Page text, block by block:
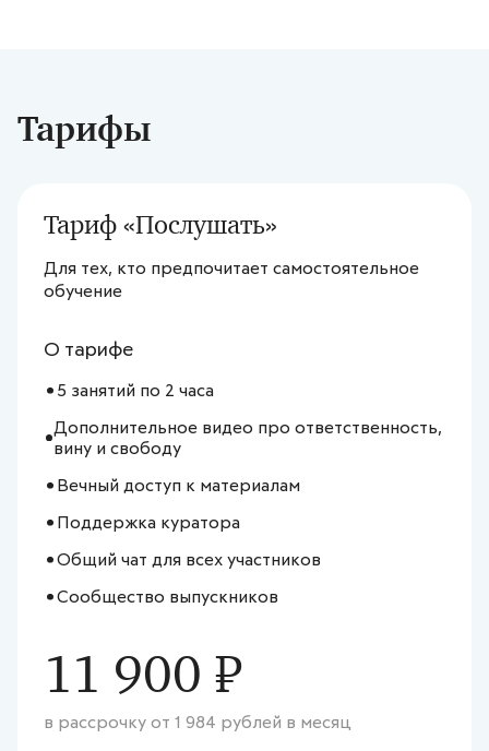
Тарифы
Тариф «Послушать»
Для тех, кто предпочитает самостоятельное
обучение
О тарифе
5 занятий по 2 часа
Дополнительное видео про ответственность,
вину и свободу
Вечный доступ к материалам
Поддержка куратора
Общий чат для всех участников
Сообщество выпускников
11 900 ₽
в рассрочку от 1 984 рублей в месяц